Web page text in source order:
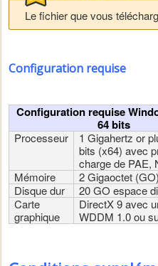
Le fichier que vous
Configuration requise
Configuration requise
64 bits
Processeur
1 Gigahertz or
bits (x64) avec
charge de PAE,
Mémoire
2 Gigaoctet
Disque dur
20 GO espace
Carte
graphique
DirectX 9 avec
WDDM 1.0 ou